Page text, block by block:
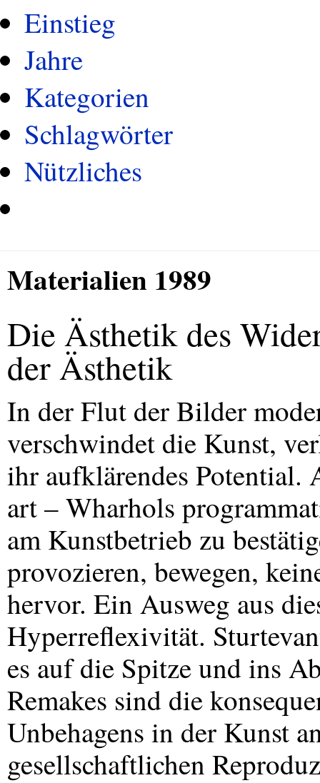
Einstieg
Jahre
Kategorien
Schlagwörter
Nützliches
Materialien 1989
Die Ästhetik des
der Ästhetik
In der Flut der Bilder
verschwindet die Kunst,
ihr aufklärendes Potential.
art – Wharhols
am Kunstbetrieb zu
provozieren, bewegen,
hervor. Ein Ausweg aus
Hyperreflexivität.
es auf die Spitze und ins
Remakes sind die
Unbehagens in der Kunst
gesellschaftlichen